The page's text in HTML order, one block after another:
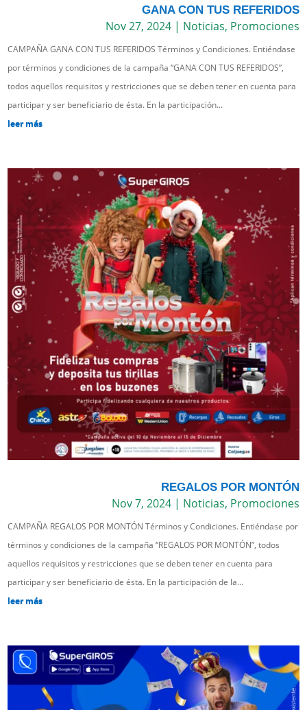
GANA CON TUS REFERIDOS
Nov 27, 2024| Noticias, Promociones
CAMPAÑA GANA CON TUS REFERIDOS Términos y Condiciones. Entiéndase
por términos y condiciones de la campaña “GANA CON TUS REFERIDOS”,
todos aquellos requisitos y restricciones que se deben tener en cuenta para
participar y ser beneficiario de ésta. En la participación...
leer más
REGALOS POR MONTÓN
Nov 7, 2024| Noticias, Promociones
CAMPAÑA REGALOS POR MONTÓN Términos y Condiciones. Entiéndase por
términos y condiciones de la campaña “REGALOS POR MONTÓN”, todos
aquellos requisitos y restricciones que se deben tener en cuenta para
participar y ser beneficiario de ésta. En la participación de la...
leer más